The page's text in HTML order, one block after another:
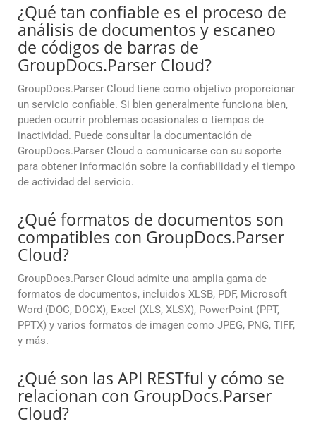
¿Qué tan confiable es el proceso de
análisis de documentos y escaneo
de códigos de barras de
GroupDocs.Parser Cloud?
GroupDocs.Parser Cloud tiene como objetivo proporcionar
un servicio confiable. Si bien generalmente funciona bien,
pueden ocurrir problemas ocasionales o tiempos de
inactividad. Puede consultar la documentación de
GroupDocs.Parser Cloud o comunicarse con su soporte
para obtener información sobre la confiabilidad y el tiempo
de actividad del servicio.
¿Qué formatos de documentos son
compatibles con GroupDocs.Parser
Cloud?
GroupDocs.Parser Cloud admite una amplia gama de
formatos de documentos, incluidos XLSB, PDF, Microsoft
Word (DOC, DOCX), Excel (XLS, XLSX), PowerPoint (PPT,
PPTX) y varios formatos de imagen como JPEG, PNG, TIFF,
y más.
¿Qué son las API RESTful y cómo se
relacionan con GroupDocs.Parser
Cloud?